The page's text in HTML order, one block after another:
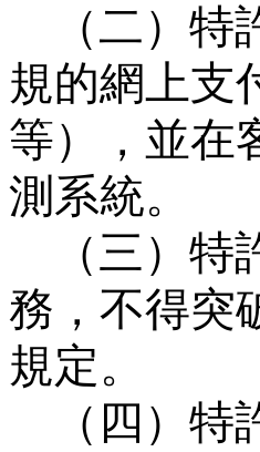
（二）
規的網上支
等），並在
測系統。
（三）
務，不得突
規定。
（四）